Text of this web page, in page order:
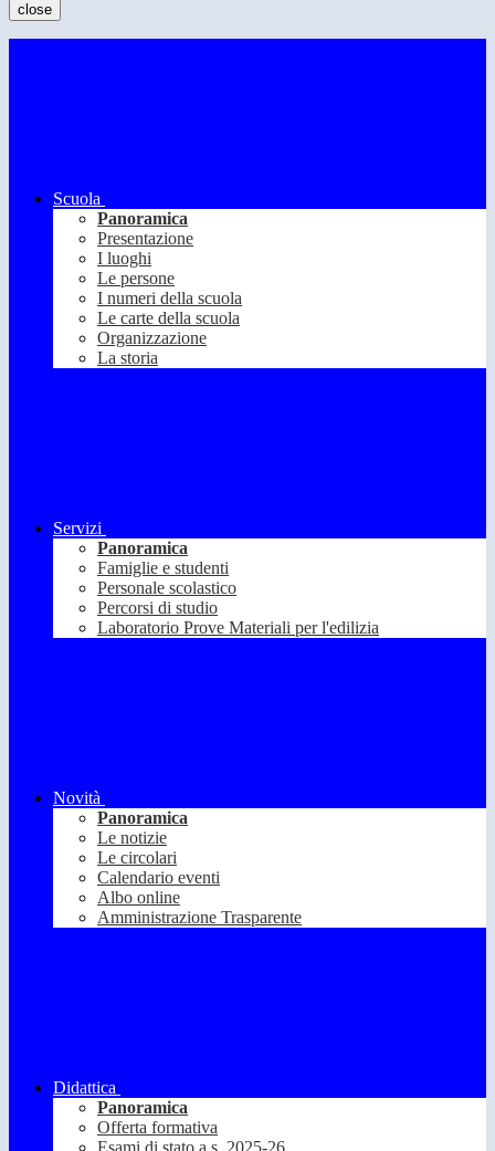
close
Scuola
Panoramica
Presentazione
I luoghi
Le persone
I numeri della scuola
Le carte della scuola
Organizzazione
La storia
Servizi
Panoramica
Famiglie e studenti
Personale scolastico
Percorsi di studio
Laboratorio Prove Materiali per l'edilizia
Novità
Panoramica
Le notizie
Le circolari
Calendario eventi
Albo online
Amministrazione Trasparente
Didattica
Panoramica
Offerta formativa